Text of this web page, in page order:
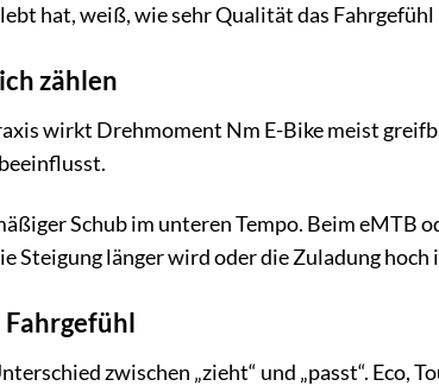
hat, weiß, wie sehr Qualität das Fahrgefühl
zählen
wirkt Drehmoment Nm E-Bike meist
Schub im unteren Tempo. Beim eMTB
Steigung länger wird oder die Zuladung hoch
zwischen „zieht“ und „passt“. Eco,